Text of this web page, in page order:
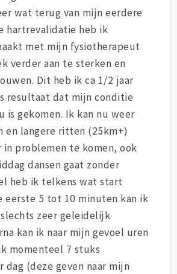
wat terug van mijn eerdere
hartrevalidatie heb ik
met mijn fysiotherapeut
verder aan te sterken en
Dit heb ik ca 1/2 jaar
resultaat dat mijn conditie
is gekomen. Ik kan nu weer
en langere ritten (25km+)
in problemen te komen, ook
dansen gaat zonder
heb ik telkens wat start
eerste 5 tot 10 minuten kan ik
zeer geleidelijk
kan ik naar mijn gevoel uren
momenteel 7 stuks
dag (deze geven naar mijn